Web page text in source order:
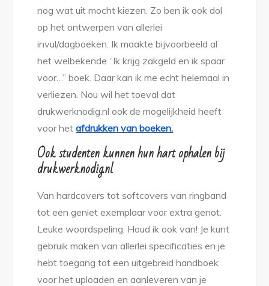
nog wat uit mocht kiezen. Zo ben ik ook dol
op het ontwerpen van allerlei
invul/dagboeken. Ik maakte bijvoorbeeld al
het welbekende ‘’Ik krijg zakgeld en ik spaar
voor…’’ boek. Daar kan ik me echt helemaal in
verliezen. Nou wil het toeval dat
drukwerknodig.nl ook de mogelijkheid heeft
voor hetafdrukken van boeken.
Ook studenten kunnen hun hart ophalen bij
drukwerknodig.nl
Van hardcovers tot softcovers van ringband
tot een geniet exemplaar voor extra genot.
Leuke woordspeling. Houd ik ook van! Je kunt
gebruik maken van allerlei specificaties en je
hebt toegang tot een uitgebreid handboek
voor het uploaden en aanleveren van je